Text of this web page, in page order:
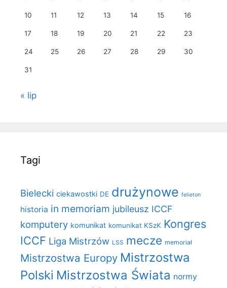
10 11 12 13 14 15 16
17 18 19 20 21 22 23
24 25 26 27 28 29 30
31
« lip
Tagi
Bielecki ciekawostki DE drużynowe felieton
historia in memoriam jubileusz ICCF
komputery komunikat komunikat KSzK Kongres
ICCF Liga Mistrzów LSS mecze memoriał
Mistrzostwa Europy Mistrzostwa
Polski Mistrzostwa Świata normy